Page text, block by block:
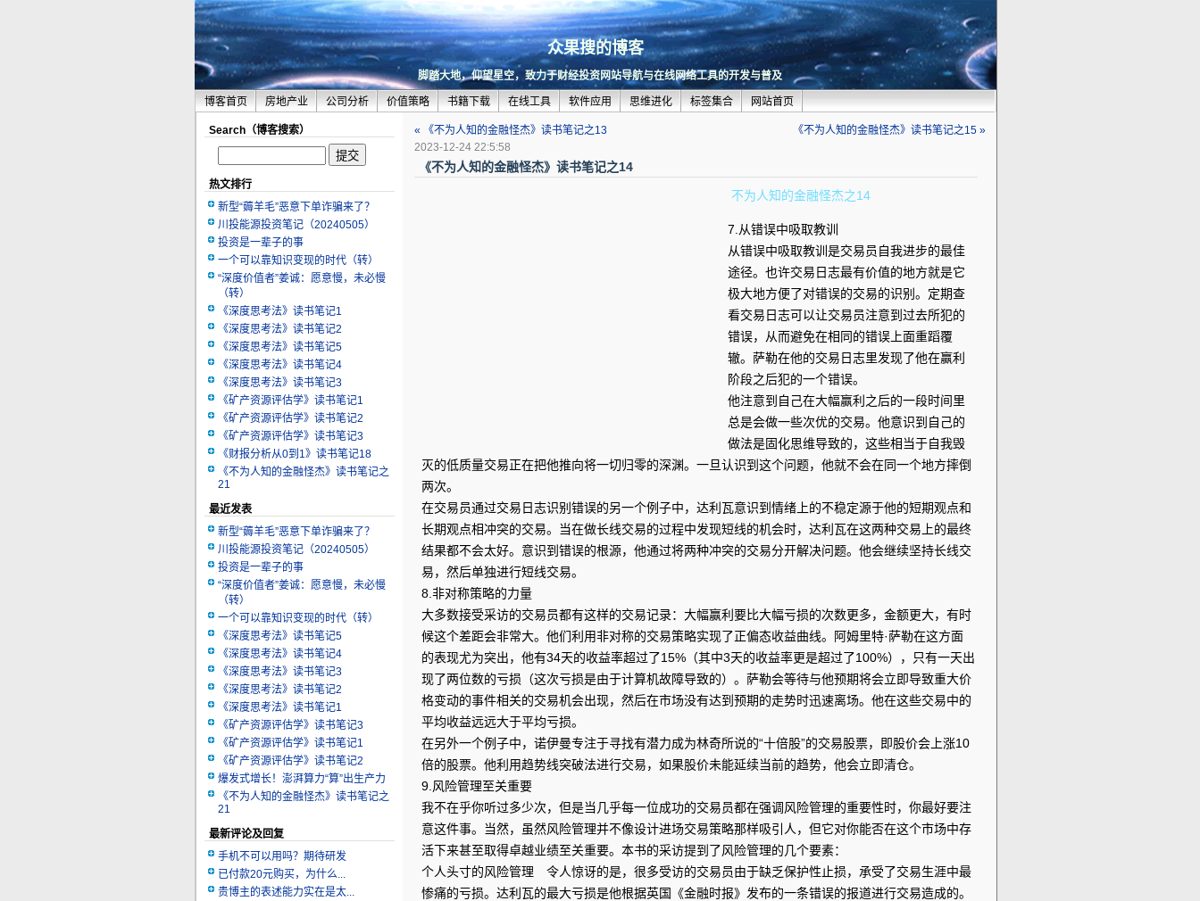
众果搜的博客
脚踏大地，仰望星空，致力于财经投资网站导航与在线网络工具的开发与普及
博客首页 房地产业 公司分析 价值策略 书籍下载 在线工具 软件应用 思维进化 标签集合 网站首页
Search（博客搜索）
热文排行
新型“薅羊毛”恶意下单诈骗来了？
川投能源投资笔记（20240505）
投资是一辈子的事
一个可以靠知识变现的时代（转）
“深度价值者”姜诚：愿意慢，未必慢
（转）
《深度思考法》读书笔记1
《深度思考法》读书笔记2
《深度思考法》读书笔记5
《深度思考法》读书笔记4
《深度思考法》读书笔记3
《矿产资源评估学》读书笔记1
《矿产资源评估学》读书笔记2
《矿产资源评估学》读书笔记3
《财报分析从0到1》读书笔记18
《不为人知的金融怪杰》读书笔记之
21
最近发表
新型“薅羊毛”恶意下单诈骗来了？
川投能源投资笔记（20240505）
投资是一辈子的事
“深度价值者”姜诚：愿意慢，未必慢
（转）
一个可以靠知识变现的时代（转）
《深度思考法》读书笔记5
《深度思考法》读书笔记4
《深度思考法》读书笔记3
《深度思考法》读书笔记2
《深度思考法》读书笔记1
《矿产资源评估学》读书笔记3
《矿产资源评估学》读书笔记1
《矿产资源评估学》读书笔记2
爆发式增长！澎湃算力“算”出生产力
《不为人知的金融怪杰》读书笔记之
21
最新评论及回复
手机不可以用吗？期待研发
已付款20元购买，为什么...
贵博主的表述能力实在是太...
« 《不为人知的金融怪杰》读书笔记之13
《不为人知的金融怪杰》读书笔记之15 »
2023-12-24 22:5:58
《不为人知的金融怪杰》读书笔记之14
不为人知的金融怪杰之14
7.从错误中吸取教训
从错误中吸取教训是交易员自我进步的最佳
途径。也许交易日志最有价值的地方就是它
极大地方便了对错误的交易的识别。定期查
看交易日志可以让交易员注意到过去所犯的
错误，从而避免在相同的错误上面重蹈覆
辙。萨勒在他的交易日志里发现了他在赢利
阶段之后犯的一个错误。
他注意到自己在大幅赢利之后的一段时间里
总是会做一些次优的交易。他意识到自己的
做法是固化思维导致的，这些相当于自我毁
灭的低质量交易正在把他推向将一切归零的深渊。一旦认识到这个问题，他就不会在同一个地方摔倒
两次。
在交易员通过交易日志识别错误的另一个例子中，达利瓦意识到情绪上的不稳定源于他的短期观点和
长期观点相冲突的交易。当在做长线交易的过程中发现短线的机会时，达利瓦在这两种交易上的最终
结果都不会太好。意识到错误的根源，他通过将两种冲突的交易分开解决问题。他会继续坚持长线交
易，然后单独进行短线交易。
8.非对称策略的力量
大多数接受采访的交易员都有这样的交易记录：大幅赢利要比大幅亏损的次数更多，金额更大，有时
候这个差距会非常大。他们利用非对称的交易策略实现了正偏态收益曲线。阿姆里特·萨勒在这方面
的表现尤为突出，他有34天的收益率超过了15%（其中3天的收益率更是超过了100%），只有一天出
现了两位数的亏损（这次亏损是由于计算机故障导致的）。萨勒会等待与他预期将会立即导致重大价
格变动的事件相关的交易机会出现，然后在市场没有达到预期的走势时迅速离场。他在这些交易中的
平均收益远远大于平均亏损。
在另外一个例子中，诺伊曼专注于寻找有潜力成为林奇所说的“十倍股”的交易股票，即股价会上涨10
倍的股票。他利用趋势线突破法进行交易，如果股价未能延续当前的趋势，他会立即清仓。
9.风险管理至关重要
我不在乎你听过多少次，但是当几乎每一位成功的交易员都在强调风险管理的重要性时，你最好要注
意这件事。当然，虽然风险管理并不像设计进场交易策略那样吸引人，但它对你能否在这个市场中存
活下来甚至取得卓越业绩至关重要。本书的采访提到了风险管理的几个要素：
个人头寸的风险管理 令人惊讶的是，很多受访的交易员由于缺乏保护性止损，承受了交易生涯中最
惨痛的亏损。达利瓦的最大亏损是他根据英国《金融时报》发布的一条错误的报道进行交易造成的。